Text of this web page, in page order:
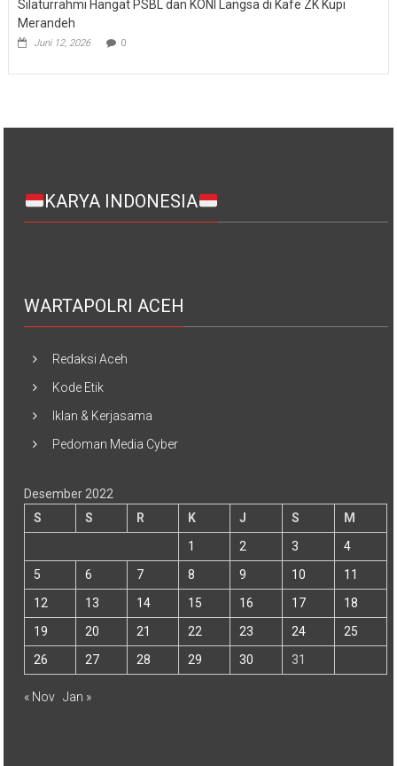
Silaturrahmi Hangat PSBL dan KONI Langsa di Kafe ZK Kupi
Merandeh
Juni 12, 2026 0
KARYA INDONESIA
WARTAPOLRI ACEH
Redaksi Aceh
Kode Etik
Iklan & Kerjasama
Pedoman Media Cyber
Desember 2022
S
S R K J S
M
1
2 3
4
5
6 7 8 9 10
11
12
13 14 15 16 17
18
19
20 21 22 23 24
25
26
27 28 29 30 31
« Nov Jan »